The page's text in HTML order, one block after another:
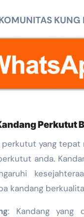
Perkutut
yang
anda.
kandang
: Kandang yang